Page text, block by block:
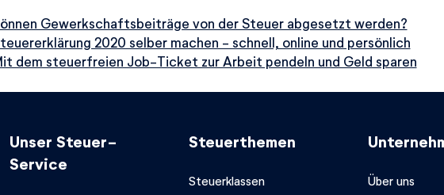
Gewerkschaftsbeiträge von der Steuer abgesetzt werden?
2020 selber machen - schnell, online und persönlich
dem steuerfreien Job-Ticket zur Arbeit pendeln und Geld sparen
Unser Steuer-
Service
Steuerthemen
Steuerklassen Über uns